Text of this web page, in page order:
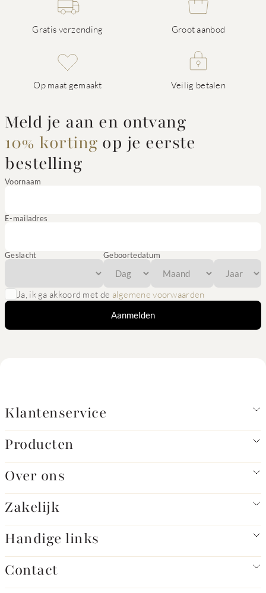
Gratis verzending Groot aanbod
Op maat gemaakt Veilig betalen
Meld je aan en ontvang
10% korting op je eerste
bestelling
Voornaam
E-mailadres
Geslacht Geboortedatum
Ja, ik ga akkoord met de algemene voorwaarden
Aanmelden
Klantenservice
Producten
Over ons
Zakelijk
Handige links
Contact